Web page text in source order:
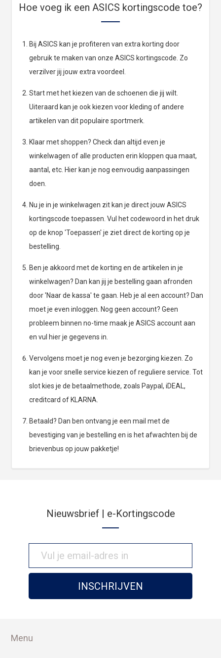
Hoe voeg ik een ASICS kortingscode toe?
Bij ASICS kan je profiteren van extra korting door
gebruik te maken van onze ASICS kortingscode. Zo
verzilver jij jouw extra voordeel.
Start met het kiezen van de schoenen die jij wilt.
Uiteraard kan je ook kiezen voor kleding of andere
artikelen van dit populaire sportmerk.
Klaar met shoppen? Check dan altijd even je
winkelwagen of alle producten erin kloppen qua maat,
aantal, etc. Hier kan je nog eenvoudig aanpassingen
doen.
Nu je in je winkelwagen zit kan je direct jouw ASICS
kortingscode toepassen. Vul het codewoord in het druk
op de knop 'Toepassen' je ziet direct de korting op je
bestelling.
Ben je akkoord met de korting en de artikelen in je
winkelwagen? Dan kan jij je bestelling gaan afronden
door 'Naar de kassa' te gaan. Heb je al een account? Dan
moet je even inloggen. Nog geen account? Geen
probleem binnen no-time maak je ASICS account aan
en vul hier je gegevens in.
Vervolgens moet je nog even je bezorging kiezen. Zo
kan je voor snelle service kiezen of reguliere service. Tot
slot kies je de betaalmethode, zoals Paypal, iDEAL,
creditcard of KLARNA.
Betaald? Dan ben ontvang je een mail met de
bevestiging van je bestelling en is het afwachten bij de
brievenbus op jouw pakketje!
Nieuwsbrief | e-Kortingscode
Menu